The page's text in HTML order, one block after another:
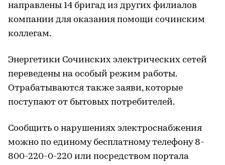
направлены 14 бригад из других филиалов
компании для оказания помощи сочинским
коллегам.
Энергетики Сочинских электрических сетей
переведены на особый режим работы.
Отрабатываются также заяви, которые
поступают от бытовых потребителей.
Сообщить о нарушениях электроснабжения
можно по единому бесплатному телефону 8-
800-220-0-220 или посредством портала